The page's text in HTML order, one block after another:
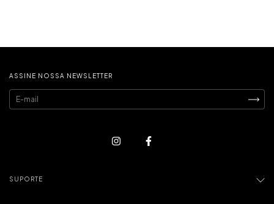
ASSINE NOSSA NEWSLETTER
SUPORTE